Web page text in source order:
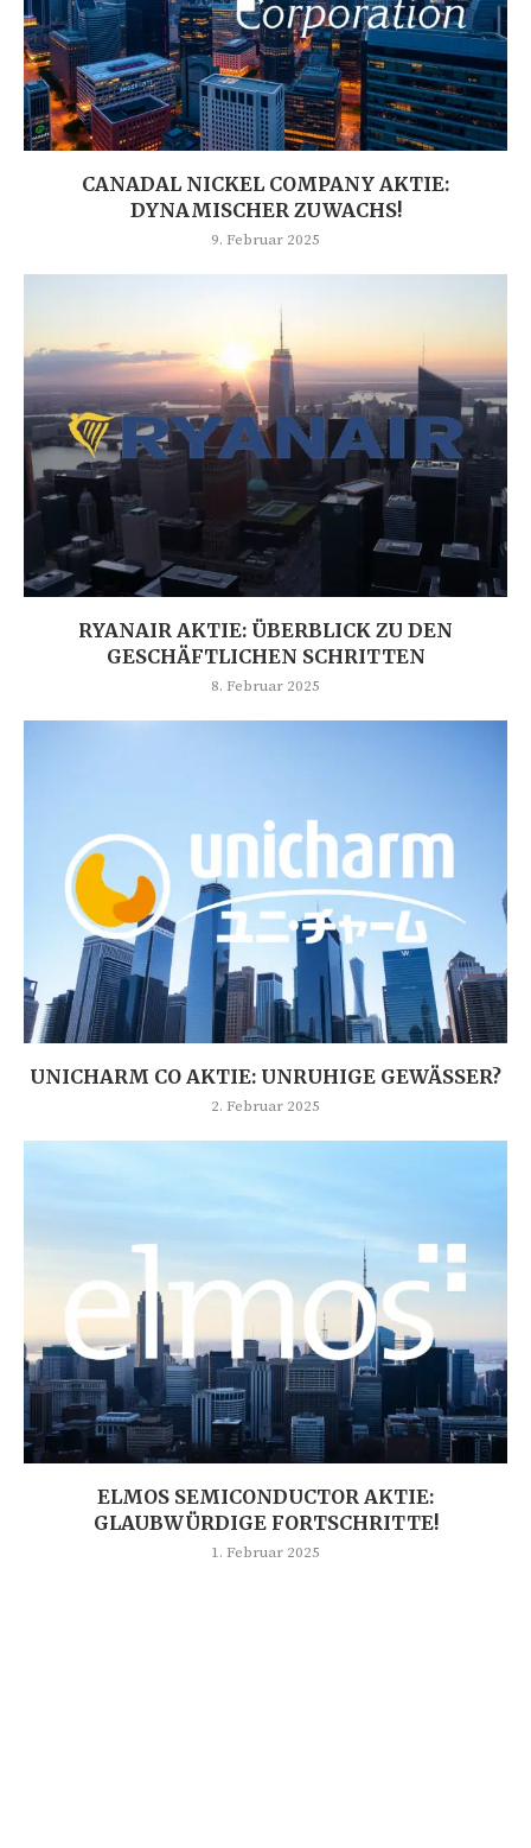
CANADAL NICKEL COMPANY AKTIE:
DYNAMISCHER ZUWACHS!
9. Februar 2025
RYANAIR AKTIE: ÜBERBLICK ZU DEN
GESCHÄFTLICHEN SCHRITTEN
8. Februar 2025
UNICHARM CO AKTIE: UNRUHIGE GEWÄSSER?
2. Februar 2025
ELMOS SEMICONDUCTOR AKTIE:
GLAUBWÜRDIGE FORTSCHRITTE!
1. Februar 2025